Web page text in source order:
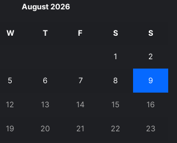
August 2026
W T F S S
1 2
5 6 7 8 9
12 13 14 15 16
19 20 21 22 23